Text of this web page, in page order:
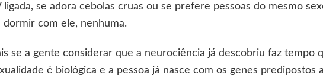
ligada, se adora cebolas cruas ou se prefere pessoas do mesmo
dormir com ele, nenhuma.
se a gente considerar que a neurociência já descobriu faz tempo
é biológica e a pessoa já nasce com os genes